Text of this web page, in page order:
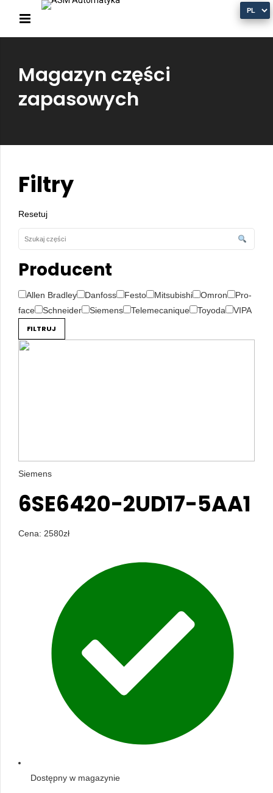
Magazyn części
zapasowych
Filtry
Resetuj
Producent
Allen Bradley Danfoss Festo Mitsubishi Omron
Pro-
face
Schneider Siemens Telemecanique Toyoda
VIPA
FILTRUJ
Siemens
6SE6420-2UD17-5AA1
Cena: 2580zł
Dostępny w magazynie